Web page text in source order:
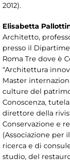
2012).
Elisabetta
Architetto,
presso il
Roma Tre dove è
“Architettura
Master
culture del
Conoscenza,
direttore della
Conservazione e
(Associazione per
ricerca e di
studio, del